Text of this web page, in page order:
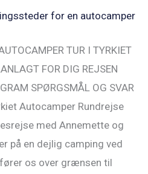
TUR I TYRKIET
FOR DIG REJSEN
SPØRGSMÅL OG SVAR
Autocamper Rundrejse
med Annemette og
på en dejlig camping ved
os over grænsen til